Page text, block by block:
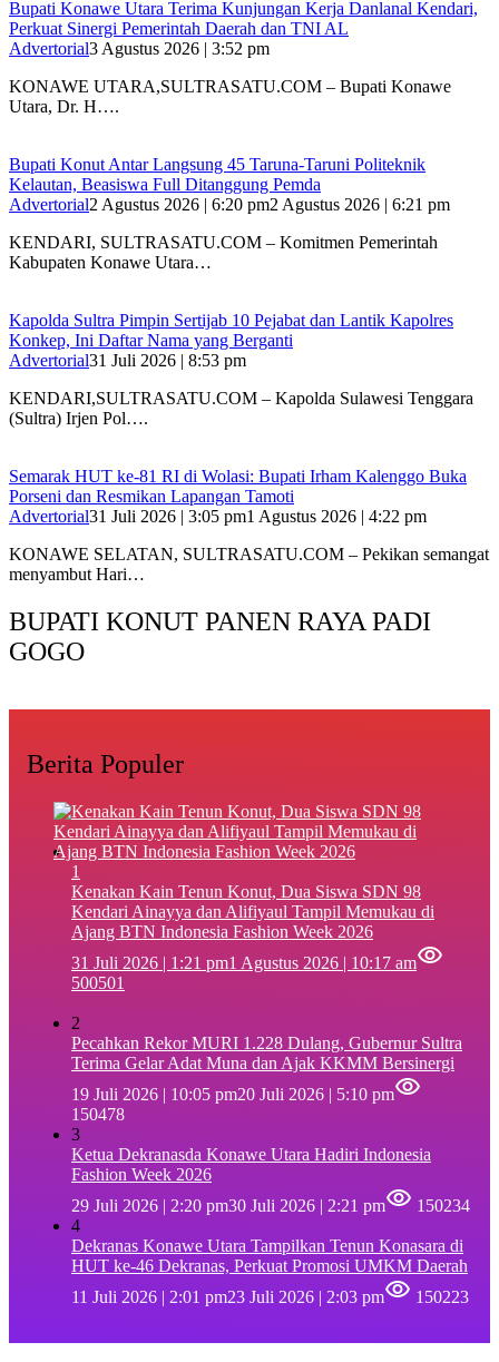
Bupati Konawe Utara Terima Kunjungan Kerja Danlanal Kendari,
Perkuat Sinergi Pemerintah Daerah dan TNI AL
Advertorial3 Agustus 2026 | 3:52 pm
‎KONAWE UTARA,SULTRASATU.COM – Bupati Konawe
Utara, Dr. H….
Bupati Konut Antar Langsung 45 Taruna-Taruni Politeknik
Kelautan, Beasiswa Full Ditanggung Pemda
Advertorial2 Agustus 2026 | 6:20 pm2 Agustus 2026 | 6:21 pm
KENDARI, SULTRASATU.COM – Komitmen Pemerintah
Kabupaten Konawe Utara…
‎Kapolda Sultra Pimpin Sertijab 10 Pejabat dan Lantik Kapolres
Konkep, Ini Daftar Nama yang Berganti
Advertorial31 Juli 2026 | 8:53 pm
‎KENDARI,SULTRASATU.COM – Kapolda Sulawesi Tenggara
(Sultra) Irjen Pol….
Semarak HUT ke-81 RI di Wolasi: Bupati Irham Kalenggo Buka
Porseni dan Resmikan Lapangan Tamoti
Advertorial31 Juli 2026 | 3:05 pm1 Agustus 2026 | 4:22 pm
KONAWE SELATAN, SULTRASATU.COM – Pekikan semangat
menyambut Hari…
BUPATI KONUT PANEN RAYA PADI
GOGO
Berita Populer
1
‎Kenakan Kain Tenun Konut, Dua Siswa SDN 98
Kendari Ainayya dan Alifiyaul Tampil Memukau di
Ajang BTN Indonesia Fashion Week 2026
31 Juli 2026 | 1:21 pm1 Agustus 2026 | 10:17 am
500501
2
Pecahkan Rekor MURI 1.228 Dulang, Gubernur Sultra
Terima Gelar Adat Muna dan Ajak KKMM Bersinergi
19 Juli 2026 | 10:05 pm20 Juli 2026 | 5:10 pm
150478
3
Ketua Dekranasda Konawe Utara Hadiri Indonesia
Fashion Week 2026
29 Juli 2026 | 2:20 pm30 Juli 2026 | 2:21 pm
150234
4
Dekranas Konawe Utara Tampilkan Tenun Konasara di
HUT ke-46 Dekranas, Perkuat Promosi UMKM Daerah
11 Juli 2026 | 2:01 pm23 Juli 2026 | 2:03 pm 150223